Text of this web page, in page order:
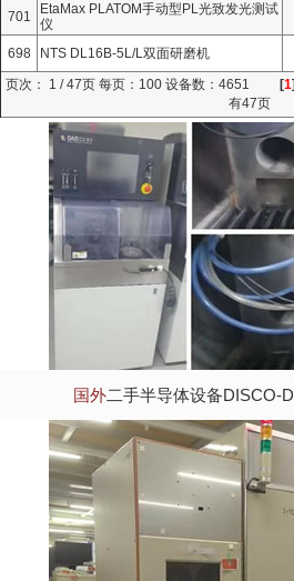
701
EtaMax PLATOM手动型PL光致发光测试
仪
698
‌NTS DL16B-5L/L双面研磨机
页次： 1 / 47页 每页：100 设备数：4651
[1
有47页
国外二手半导体设备DISCO-